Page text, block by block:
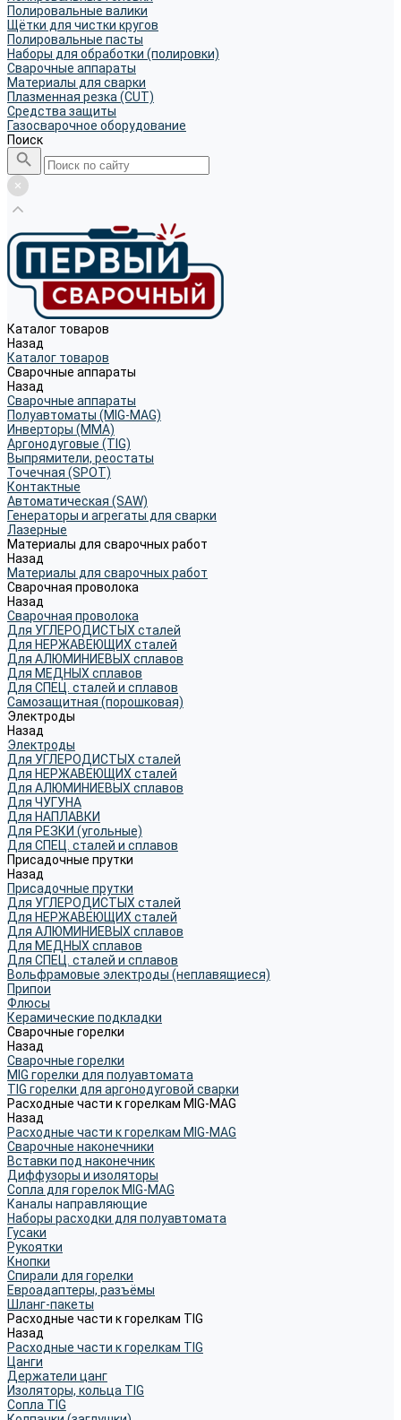
Полировальные валики
Щётки для чистки кругов
Полировальные пасты
Наборы для обработки (полировки)
Сварочные аппараты
Материалы для сварки
Плазменная резка (CUT)
Средства защиты
Газосварочное оборудование
Поиск
Каталог товаров
Назад
Каталог товаров
Сварочные аппараты
Назад
Сварочные аппараты
Полуавтоматы (MIG-MAG)
Инверторы (MMA)
Аргонодуговые (TIG)
Выпрямители, реостаты
Точечная (SPOT)
Контактные
Автоматическая (SAW)
Генераторы и агрегаты для сварки
Лазерные
Материалы для сварочных работ
Назад
Материалы для сварочных работ
Сварочная проволока
Назад
Сварочная проволока
Для УГЛЕРОДИСТЫХ сталей
Для НЕРЖАВЕЮЩИХ сталей
Для АЛЮМИНИЕВЫХ сплавов
Для МЕДНЫХ сплавов
Для СПЕЦ. сталей и сплавов
Самозащитная (порошковая)
Электроды
Назад
Электроды
Для УГЛЕРОДИСТЫХ сталей
Для НЕРЖАВЕЮЩИХ сталей
Для АЛЮМИНИЕВЫХ сплавов
Для ЧУГУНА
Для НАПЛАВКИ
Для РЕЗКИ (угольные)
Для СПЕЦ. сталей и сплавов
Присадочные прутки
Назад
Присадочные прутки
Для УГЛЕРОДИСТЫХ сталей
Для НЕРЖАВЕЮЩИХ сталей
Для АЛЮМИНИЕВЫХ сплавов
Для МЕДНЫХ сплавов
Для СПЕЦ. сталей и сплавов
Вольфрамовые электроды (неплавящиеся)
Припои
Флюсы
Керамические подкладки
Сварочные горелки
Назад
Сварочные горелки
MIG горелки для полуавтомата
TIG горелки для аргонодуговой сварки
Расходные части к горелкам MIG-MAG
Назад
Расходные части к горелкам MIG-MAG
Сварочные наконечники
Вставки под наконечник
Диффузоры и изоляторы
Сопла для горелок MIG-MAG
Каналы направляющие
Наборы расходки для полуавтомата
Гусаки
Рукоятки
Кнопки
Спирали для горелки
Евроадаптеры, разъёмы
Шланг-пакеты
Расходные части к горелкам TIG
Назад
Расходные части к горелкам TIG
Цанги
Держатели цанг
Изоляторы, кольца TIG
Сопла TIG